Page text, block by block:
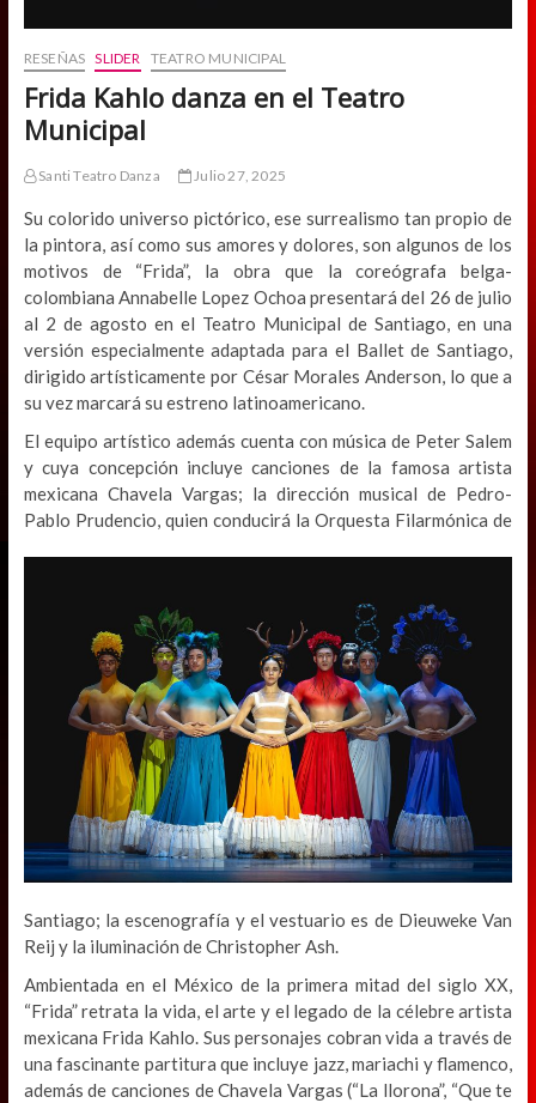
RESEÑAS SLIDER TEATRO MUNICIPAL
Frida Kahlo danza en el Teatro
Municipal
Santi Teatro Danza Julio 27, 2025
Su colorido universo pictórico, ese surrealismo tan propio de
la pintora, así como sus amores y dolores, son algunos de los
motivos de “Frida”, la obra que la coreógrafa belga-
colombiana Annabelle Lopez Ochoa presentará del 26 de julio
al 2 de agosto en el Teatro Municipal de Santiago, en una
versión especialmente adaptada para el Ballet de Santiago,
dirigido artísticamente por César Morales Anderson, lo que a
su vez marcará su estreno latinoamericano.
El equipo artístico además cuenta con música de Peter Salem
y cuya concepción incluye canciones de la famosa artista
mexicana Chavela Vargas; la dirección musical de Pedro-
Pablo Prudencio, quien conducirá la Orquesta Filarmónica de
Santiago; la escenografía y el vestuario es de Dieuweke Van
Reij y la iluminación de Christopher Ash.
Ambientada en el México de la primera mitad del siglo XX,
“Frida” retrata la vida, el arte y el legado de la célebre artista
mexicana Frida Kahlo. Sus personajes cobran vida a través de
una fascinante partitura que incluye jazz, mariachi y flamenco,
además de canciones de Chavela Vargas (“La llorona”, “Que te